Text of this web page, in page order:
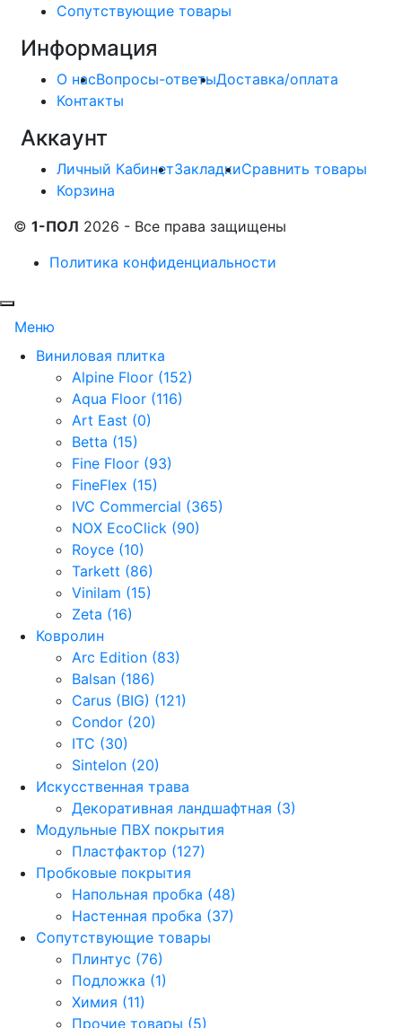
Сопутствующие товары
Информация
О насВопросы-ответыДоставка/оплата
Контакты
Аккаунт
Личный КабинетЗакладкиСравнить товары
Корзина
© 1-ПОЛ 2026 - Все права защищены
Политика конфиденциальности
Меню
Виниловая плитка
Alpine Floor (152)
Aqua Floor (116)
Art East (0)
Betta (15)
Fine Floor (93)
FineFlex (15)
IVC Commercial (365)
NOX EcoClick (90)
Royce (10)
Tarkett (86)
Vinilam (15)
Zeta (16)
Ковролин
Arc Edition (83)
Balsan (186)
Carus (BIG) (121)
Condor (20)
ITC (30)
Sintelon (20)
Искусственная трава
Декоративная ландшафтная (3)
Модульные ПВХ покрытия
Пластфактор (127)
Пробковые покрытия
Напольная пробка (48)
Настенная пробка (37)
Сопутствующие товары
Плинтус (76)
Подложка (1)
Химия (11)
Прочие товары (5)